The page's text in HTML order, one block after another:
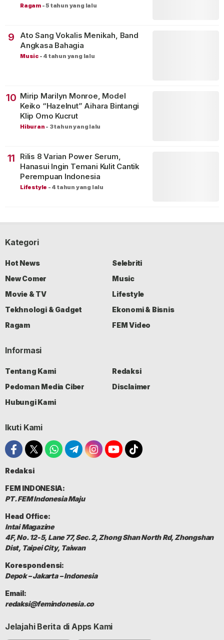
Ragam -5 tahun yang lalu
9
Ato Sang Vokalis Menikah, Band
Angkasa Bahagia
Music - 4 tahun yang lalu
10 Mirip Marilyn Monroe, Model
Keiko “Hazelnut” Aihara Bintangi
Klip Omo Kucrut
Hiburan - 3 tahun yang lalu
11
Rilis 8 Varian Power Serum,
Hanasui Ingin Temani Kulit Cantik
Perempuan Indonesia
Lifestyle - 4 tahun yang lalu
Kategori
Hot News
Selebriti
New Comer
Music
Movie & TV
Lifestyle
Tekhnologi & Gadget
Ekonomi & Bisnis
Ragam
FEM Video
Informasi
Tentang Kami
Redaksi
Pedoman Media Ciber
Disclaimer
Hubungi Kami
Ikuti Kami
Redaksi
FEM INDONESIA:
PT. FEM Indonesia Maju
Head Office:
Intai Magazine
4F, No. 12-5, Lane 77, Sec. 2, Zhong Shan North Rd, Zhongshan
Dist, Taipei City, Taiwan
Korespondensi:
Depok – Jakarta – Indonesia
Email:
redaksi@femindonesia.co
Jelajahi Berita di Apps Kami